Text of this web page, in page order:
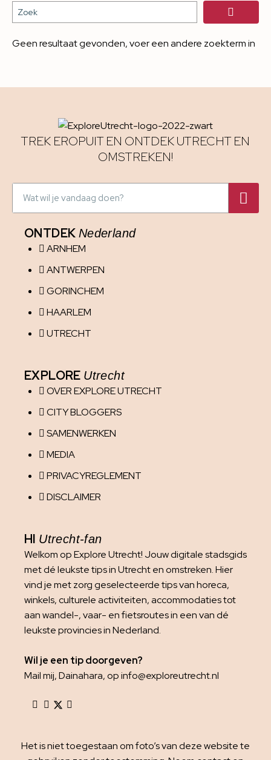
Geen resultaat gevonden, voer een andere zoekterm in
TREK EROPUIT EN ONTDEK UTRECHT EN
OMSTREKEN!
ONTDEK Nederland
ARNHEM
ANTWERPEN
GORINCHEM
HAARLEM
UTRECHT
EXPLORE Utrecht
OVER EXPLORE UTRECHT
CITY BLOGGERS
SAMENWERKEN
MEDIA
PRIVACYREGLEMENT
DISCLAIMER
HI Utrecht-fan
Welkom op Explore Utrecht! Jouw digitale stadsgids
met dé leukste tips in Utrecht en omstreken. Hier
vind je met zorg geselecteerde tips van horeca,
winkels, culturele activiteiten, accommodaties tot
aan wandel-, vaar- en fietsroutes in een van dé
leukste provincies in Nederland.
Wil je een tip doorgeven?
Mail mij, Dainahara, op info@exploreutrecht.nl
Het is niet toegestaan om foto’s van deze website te